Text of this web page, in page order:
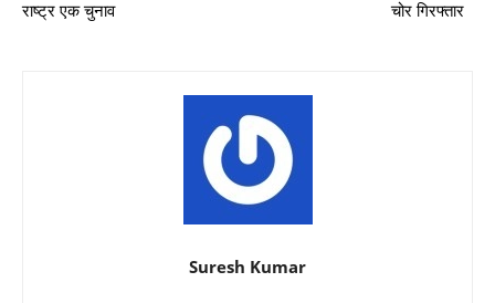
राष्ट्र एक चुनाव
चोर गिरफ्तार
Suresh Kumar